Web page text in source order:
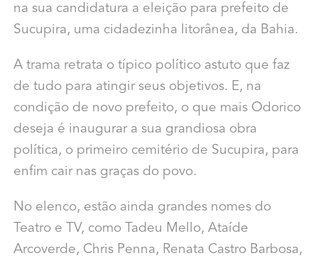
na sua candidatura a eleição para prefeito de
Sucupira, uma cidadezinha litorânea, da Bahia.
A trama retrata o típico político astuto que faz
de tudo para atingir seus objetivos. E, na
condição de novo prefeito, o que mais Odorico
deseja é inaugurar a sua grandiosa obra
política, o primeiro cemitério de Sucupira, para
enfim cair nas graças do povo.
No elenco, estão ainda grandes nomes do
Teatro e TV, como Tadeu Mello, Ataíde
Arcoverde, Chris Penna, Renata Castro Barbosa,